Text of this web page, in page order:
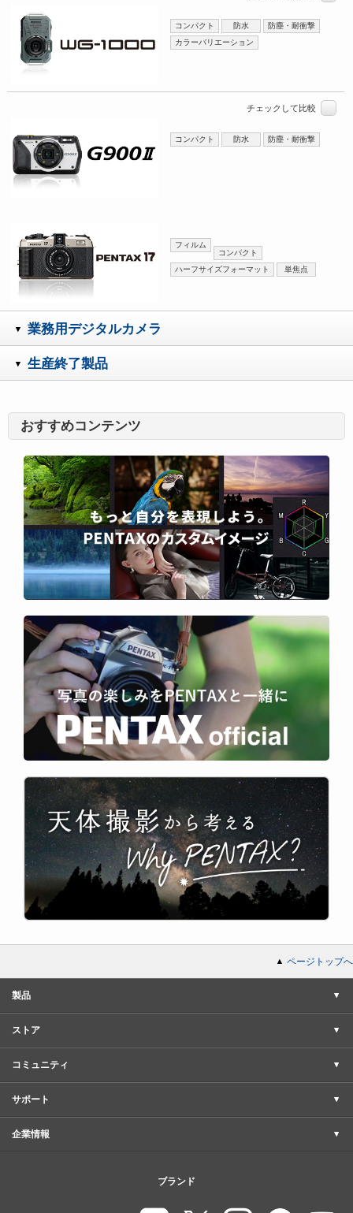
コンパクト 防水
防塵・耐衝撃
カラーバリエーション
チェックして比較
コンパクト 防水 防塵・耐衝撃
フィルム
コンパクト
ハーフサイズフォーマット
単焦点
業務用デジタルカメラ
生産終了製品
おすすめコンテンツ
ページトップへ
製品
ストア
コミュニティ
サポート
企業情報
ブランド